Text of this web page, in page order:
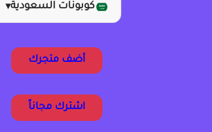
كوبونات السعودية▾
أضف متجرك
اشترك مجاناً